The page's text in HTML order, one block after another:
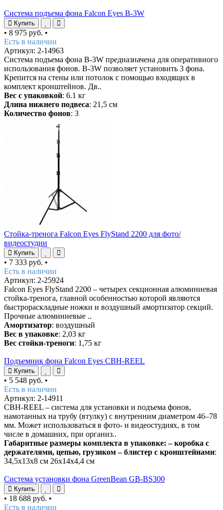
Система подъема фона Falcon Eyes B-3W
Купить
• 8 975 руб. •
Есть в наличии
Артикул: 2-14963
Система подъема фона B-3W предназначена для оперативного
использования фонов. B-3W позволяет установить 3 фона.
Крепится на стены или потолок с помощью входящих в
комплект кронштейнов. Дв..
Вес с упаковкой: 6.1 кг
Длина нижнего подвеса: 21,5 см
Количество фонов: 3
Стойка-тренога Falcon Eyes FlyStand 2200 для фото/
видеостудии
Купить
• 7 333 руб. •
Есть в наличии
Артикул: 2-25924
Falcon Eyes FlyStand 2200 – четырех секционная алюминиевая
стойка-тренога, главной особенностью которой являются
быстрораскладные ножки и воздушный амортизатор секций.
Прочные алюминиевые ..
Амортизатор: воздушный
Вес в упаковке: 2,03 кг
Вес стойки-треноги: 1,75 кг
Подъемник фона Falcon Eyes CBH-REEL
Купить
• 5 548 руб. •
Есть в наличии
Артикул: 2-14911
CBH-REEL – система для установки и подъема фонов,
намотанных на трубу (втулку) с внутренним диаметром 46–78
мм. Может использоваться в фото- и видеостудиях, в том
числе в домашних, при организ..
Габаритные размеры комплекта в упаковке: – коробка с
держателями, цепью, грузиком – блистер с кронштейнами:
34,5х13х8 см 26х14х4,4 см
Система установки фона GreenBean GB-BS300
Купить
• 18 688 руб. •
Есть в наличии